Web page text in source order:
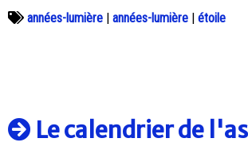
années-lumière | années-lumière | étoile
Le calendrier de